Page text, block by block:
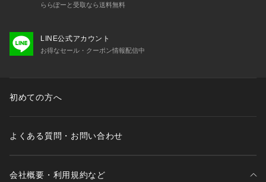
ららぽーと受取なら送料無料
LINE公式アカウント
お得なセール・クーポン情報配信中
初めての方へ
よくある質問・お問い合わせ
会社概要・利用規約など